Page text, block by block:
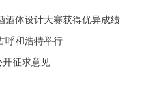
酒体设计大赛获得优异成绩
呼和浩特举行
开征求意见